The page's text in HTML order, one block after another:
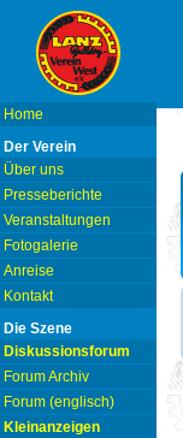
Home
Der Verein
Über uns
Presseberichte
Veranstaltungen
Fotogalerie
Anreise
Kontakt
Die Szene
Diskussionsforum
Forum Archiv
Forum (englisch)
Kleinanzeigen